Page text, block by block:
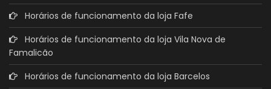
Horários de funcionamento da loja Fafe
Horários de funcionamento da loja Vila Nova de
Famalicão
Horários de funcionamento da loja Barcelos